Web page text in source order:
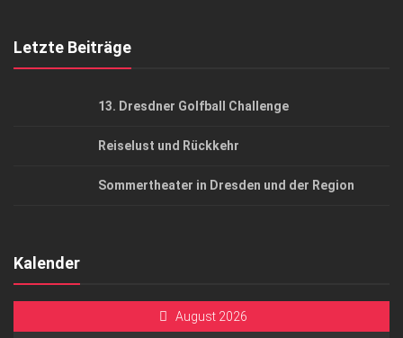
Letzte Beiträge
13. Dresdner Golfball Challenge
Reiselust und Rückkehr
Sommertheater in Dresden und der Region
Kalender
August 2026